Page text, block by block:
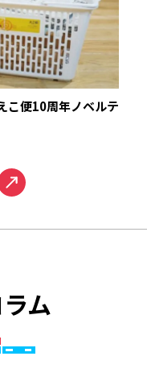
こ便10周年ノベルテ
ム